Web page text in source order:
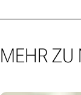
MEHR ZU